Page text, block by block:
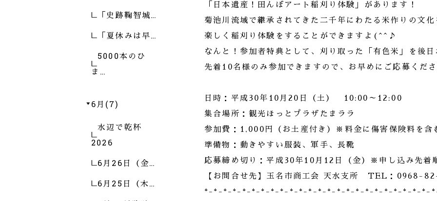
「日本遺産！田んぼアート稲刈り体験」があります！
菊池川流域で継承されてきた二千年にわたる米作りの文
楽しく稲刈り体験をすることができますよ(^^♪
なんと！参加者特典として、刈り取った「有色米」を後
先着10名様のみ参加できますので、お早めにご応募く
日時：平成30年10月20日（土） 10:00～12:00
集合場所：観光ほっとプラザたまララ
参加費：1,000円（お土産付き）※料金に傷害保険料を含
準備物：動きやすい服装、軍手、長靴
応募締め切り：平成30年10月12日（金）※申し込み先着
【お問合せ先】玉名市商工会 天水支所 TEL：0968-
*-*-*-*-*-*-*-*-*-*-*-*-*-*-*-*-*-*-*-*-*-*-*-*-
「史跡鞠智城…
「夏休みは早…
5000本のひ
ま…
6月(7)
水辺で乾杯
2026
6月26日（金…
6月25日（木…